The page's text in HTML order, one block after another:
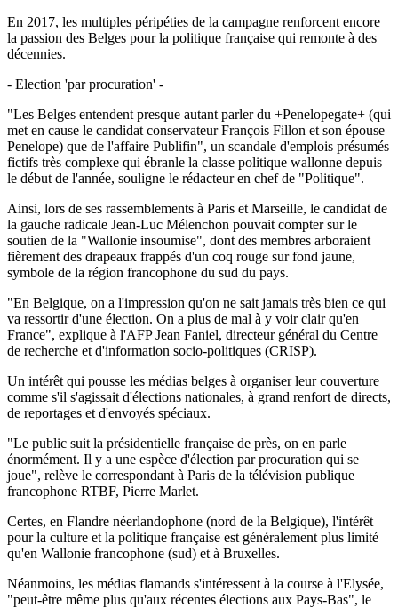
En 2017, les multiples péripéties de la campagne renforcent encore
la passion des Belges pour la politique française qui remonte à des
décennies.
- Election 'par procuration' -
"Les Belges entendent presque autant parler du +Penelopegate+ (qui
met en cause le candidat conservateur François Fillon et son épouse
Penelope) que de l'affaire Publifin", un scandale d'emplois présumés
fictifs très complexe qui ébranle la classe politique wallonne depuis
le début de l'année, souligne le rédacteur en chef de "Politique".
Ainsi, lors de ses rassemblements à Paris et Marseille, le candidat de
la gauche radicale Jean-Luc Mélenchon pouvait compter sur le
soutien de la "Wallonie insoumise", dont des membres arboraient
fièrement des drapeaux frappés d'un coq rouge sur fond jaune,
symbole de la région francophone du sud du pays.
"En Belgique, on a l'impression qu'on ne sait jamais très bien ce qui
va ressortir d'une élection. On a plus de mal à y voir clair qu'en
France", explique à l'AFP Jean Faniel, directeur général du Centre
de recherche et d'information socio-politiques (CRISP).
Un intérêt qui pousse les médias belges à organiser leur couverture
comme s'il s'agissait d'élections nationales, à grand renfort de directs,
de reportages et d'envoyés spéciaux.
"Le public suit la présidentielle française de près, on en parle
énormément. Il y a une espèce d'élection par procuration qui se
joue", relève le correspondant à Paris de la télévision publique
francophone RTBF, Pierre Marlet.
Certes, en Flandre néerlandophone (nord de la Belgique), l'intérêt
pour la culture et la politique française est généralement plus limité
qu'en Wallonie francophone (sud) et à Bruxelles.
Néanmoins, les médias flamands s'intéressent à la course à l'Elysée,
"peut-être même plus qu'aux récentes élections aux Pays-Bas", le